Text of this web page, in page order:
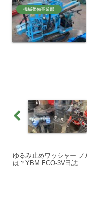
機械整備事業部
ゆるみ止めワッシャー ノ
は？YBM ECO-3V日誌